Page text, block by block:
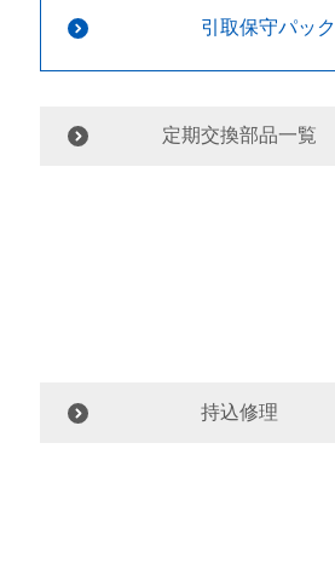
引取保守パック
定期交換部品一覧
持込修理